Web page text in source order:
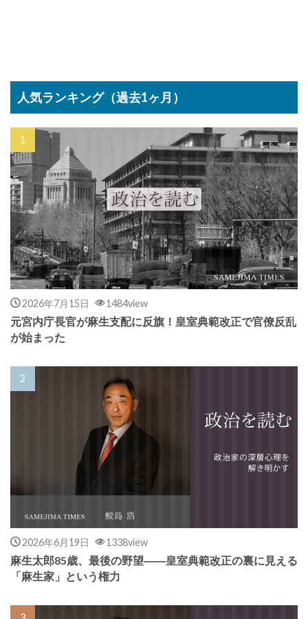
人気ランキング（過去1ヶ月）
2026年7月15日 1484view
元宮内庁長官が麻生支配に反旗！皇室典範改正で官僚反乱
が始まった
2026年6月19日 1338view
麻生太郎85歳、最後の野望――皇室典範改正の裏に見える
「麻生家」という権力